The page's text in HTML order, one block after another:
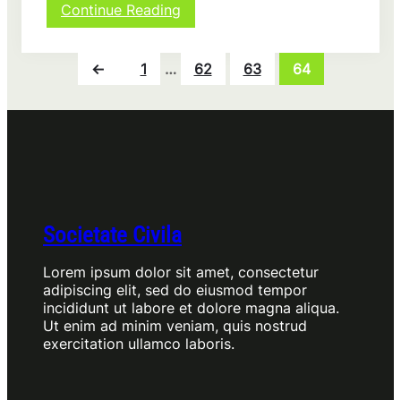
Continue Reading
Beneficiile
de
presă
← 1 … 62 63 64
Societate Civila
Lorem ipsum dolor sit amet, consectetur
adipiscing elit, sed do eiusmod tempor
incididunt ut labore et dolore magna aliqua.
Ut enim ad minim veniam, quis nostrud
exercitation ullamco laboris.